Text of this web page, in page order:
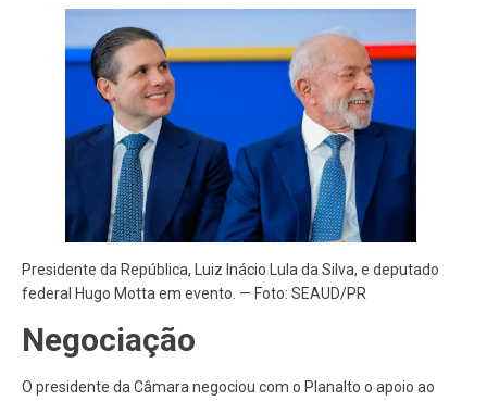
Presidente da República, Luiz Inácio Lula da Silva, e deputado
federal Hugo Motta em evento. — Foto: SEAUD/PR
Negociação
O presidente da Câmara negociou com o Planalto o apoio ao